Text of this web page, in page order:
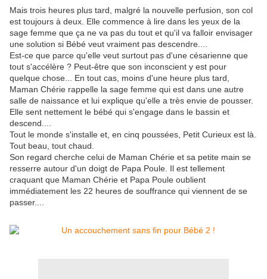
Mais trois heures plus tard, malgré la nouvelle perfusion, son col
est toujours à deux. Elle commence à lire dans les yeux de la
sage femme que ça ne va pas du tout et qu'il va falloir envisager
une solution si Bébé veut vraiment pas descendre....
Est-ce que parce qu'elle veut surtout pas d'une césarienne que
tout s'accélère ? Peut-être que son inconscient y est pour
quelque chose... En tout cas, moins d'une heure plus tard,
Maman Chérie rappelle la sage femme qui est dans une autre
salle de naissance et lui explique qu'elle a très envie de pousser.
Elle sent nettement le bébé qui s'engage dans le bassin et
descend....
Tout le monde s'installe et, en cinq poussées, Petit Curieux est là.
Tout beau, tout chaud.
Son regard cherche celui de Maman Chérie et sa petite main se
resserre autour d'un doigt de Papa Poule. Il est tellement
craquant que Maman Chérie et Papa Poule oublient
immédiatement les 22 heures de souffrance qui viennent de se
passer....